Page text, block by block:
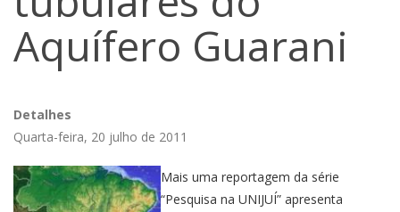
Aquífero Guarani
Detalhes
Quarta-feira, 20 julho de 2011
Mais uma reportagem da série
“Pesquisa na UNIJUÍ” apresenta